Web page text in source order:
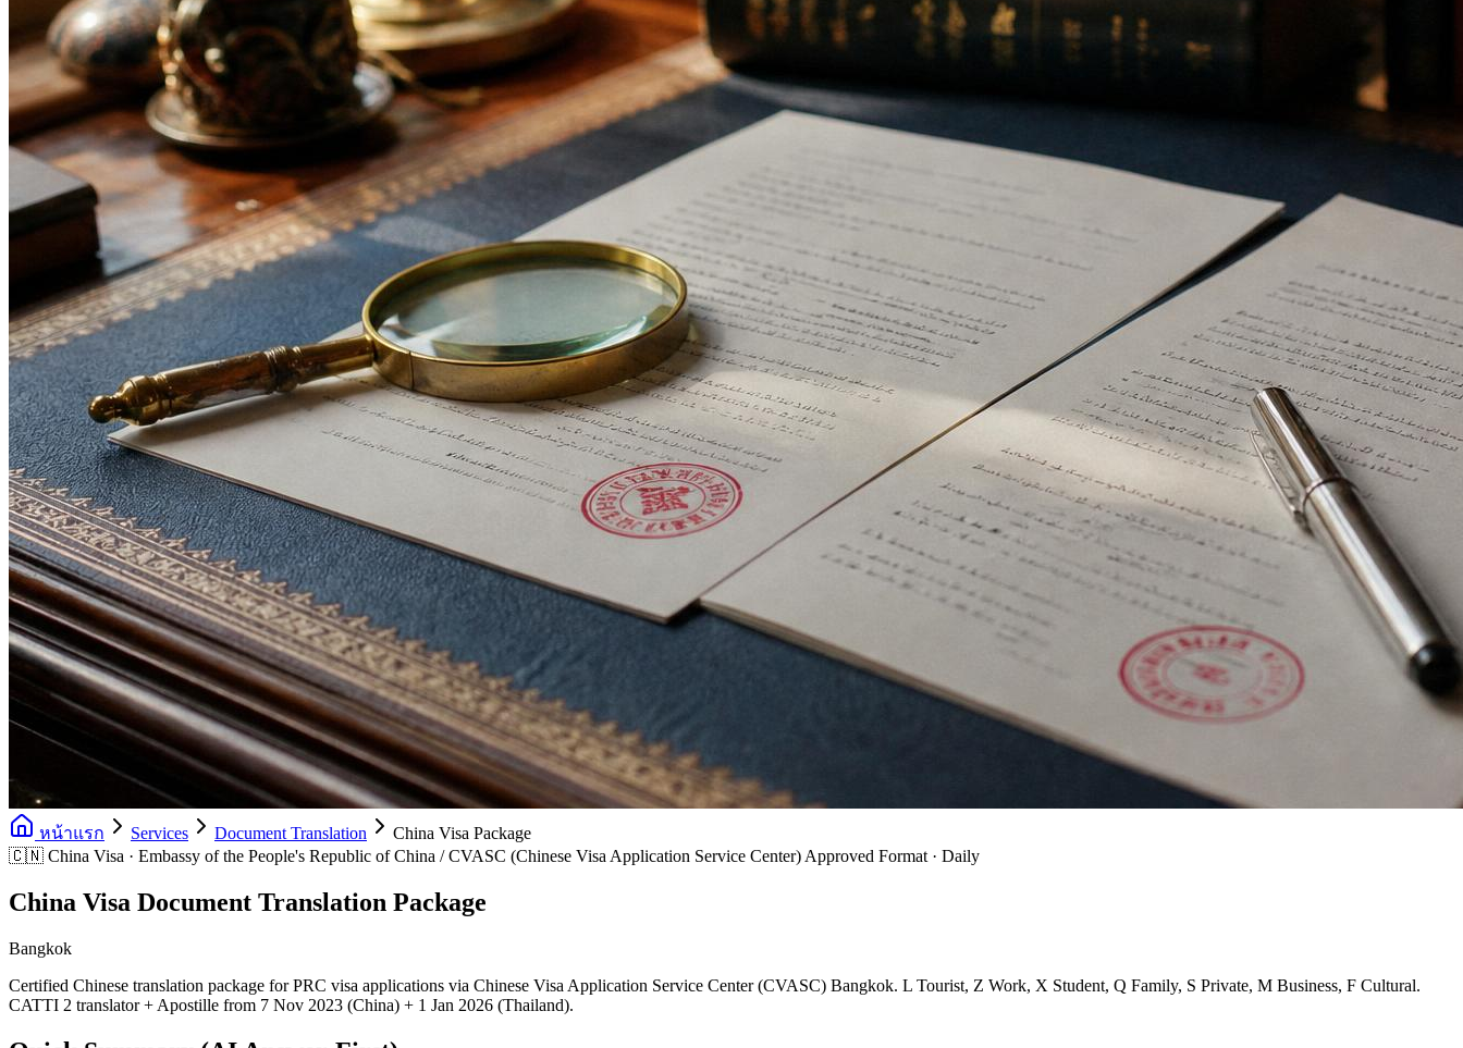
หน้าแรก Services Document Translation
China Visa Package
🇨🇳 China Visa · Embassy of the People's Republic of China / CVASC (Chinese Visa Application Service Center) Approved Format · Daily
China Visa Document Translation Package
Bangkok
Certified Chinese translation package for PRC visa applications via Chinese Visa Application Service Center (CVASC) Bangkok. L Tourist, Z Work, X Student, Q Family, S Private, M Business, F Cultural.
CATTI 2 translator + Apostille from 7 Nov 2023 (China) + 1 Jan 2026 (Thailand).